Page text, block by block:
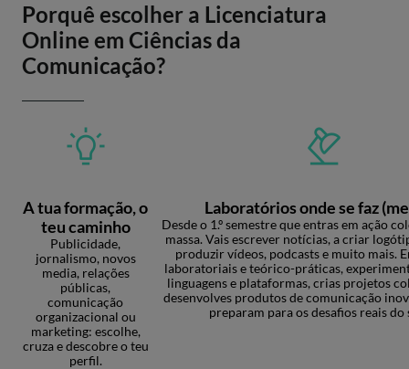
Porquê escolher a Licenciatura
Online em Ciências da
Comunicação?
A tua formação, o
teu caminho
Publicidade,
jornalismo, novos
media, relações
públicas,
comunicação
organizacional ou
marketing: escolhe,
cruza e descobre o teu
perfil.
Laboratórios onde se faz
Desde o 1.º semestre que entras em ação
massa. Vais escrever notícias, a criar
produzir vídeos, podcasts e muito mais.
laboratoriais e teórico-práticas,
linguagens e plataformas, crias projetos
desenvolves produtos de comunicação
preparam para os desafios reais do